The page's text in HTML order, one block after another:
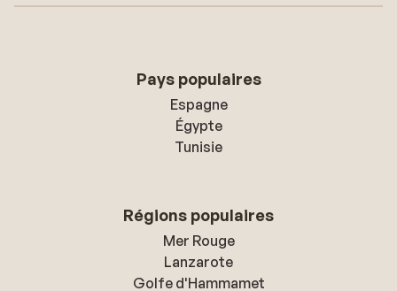
Pays populaires
Espagne
Égypte
Tunisie
Régions populaires
Mer Rouge
Lanzarote
Golfe d'Hammamet